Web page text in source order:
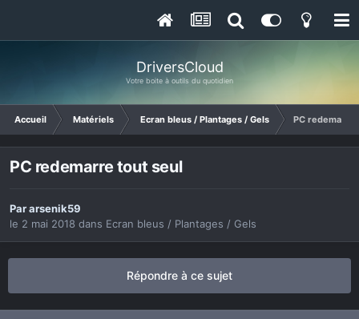
DriversCloud
Votre boite à outils du quotidien
Accueil Matériels Ecran bleus / Plantages / Gels PC redemarre
PC redemarre tout seul
Pararsenik59
le 2 mai 2018 dans Ecran bleus / Plantages / Gels
Répondre à ce sujet